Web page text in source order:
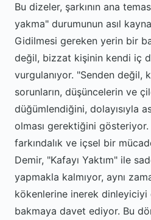
Bu dizeler, şarkının ana
yakma" durumunun asıl
Gidilmesi gereken yerin bir
değil, bizzat kişinin kendi iç
vurgulanıyor. "Senden değil,
sorunların, düşüncelerin ve
düğümlendiğini, dolayısıyla
olması gerektiğini
farkındalık ve içsel bir
Demir, "Kafayı Yaktım" ile
yapmakla kalmıyor, aynı
kökenlerine inerek dinleyiciyi
bakmaya davet ediyor. Bu